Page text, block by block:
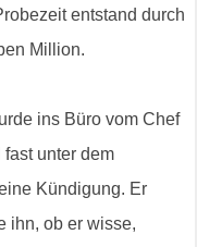
entstand durch
Million.
ins Büro vom Chef
unter dem
Kündigung. Er
ihn, ob er wisse,